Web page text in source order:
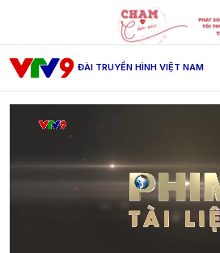
ĐÀI TRUYỀN HÌNH VIỆT NAM